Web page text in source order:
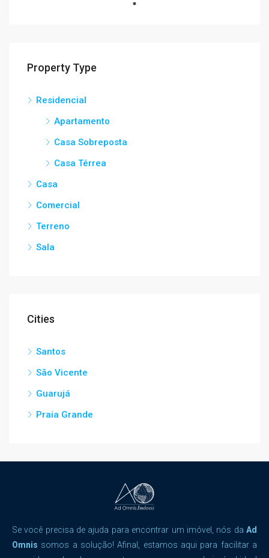
Property Type
Residencial
Apartamento
Casa Sobreposta
Casa Térrea
Casa
Comercial
Terreno
Sala
Cities
Santos
São Vicente
Guarujá
Praia Grande
Se você precisa de ajuda para encontrar um imóvel, nós da Ad
Omnis somos a solução! Afinal, estamos aqui para facilitar a